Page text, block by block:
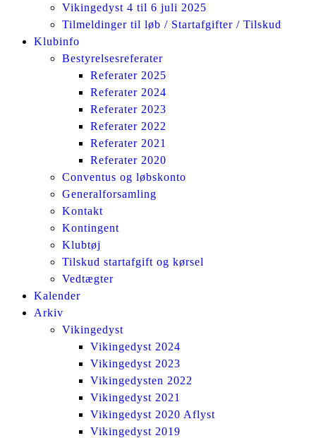
Vikingedyst 4 til 6 juli 2025
Tilmeldinger til løb / Startafgifter / Tilskud
Klubinfo
Bestyrelsesreferater
Referater 2025
Referater 2024
Referater 2023
Referater 2022
Referater 2021
Referater 2020
Conventus og løbskonto
Generalforsamling
Kontakt
Kontingent
Klubtøj
Tilskud startafgift og kørsel
Vedtægter
Kalender
Arkiv
Vikingedyst
Vikingedyst 2024
Vikingedyst 2023
Vikingedysten 2022
Vikingedyst 2021
Vikingedyst 2020 Aflyst
Vikingedyst 2019